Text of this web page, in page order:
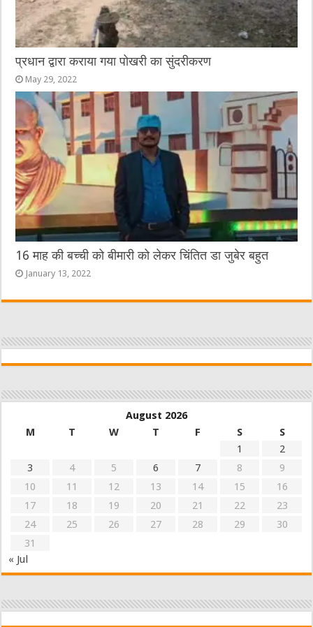
प्रधान द्वारा कराया गया पोखरी का सुंदरीकरण
May 29, 2022
16 माह की बच्ची को बीमारी को लेकर चिंतित डा जुबेर बहुत
January 13, 2022
August 2026
M
T W T F S
S
1
2
3
4 5 6 7 8
9
10
11 12 13 14 15
16
17
18 19 20 21 22
23
24
25 26 27 28 29
30
31
« Jul